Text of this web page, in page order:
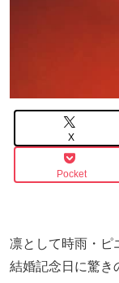
X
Pocket
凛として時雨・ピ
結婚記念日に驚き